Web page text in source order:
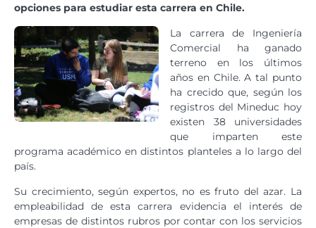
opciones para estudiar esta carrera en Chile.
La carrera de Ingeniería
Comercial ha ganado
terreno en los últimos
años en Chile. A tal punto
ha crecido que, según los
registros del Mineduc hoy
existen 38 universidades
que imparten este
programa académico en distintos planteles a lo largo del
país.
Su crecimiento, según expertos, no es fruto del azar. La
empleabilidad de esta carrera evidencia el interés de
empresas de distintos rubros por contar con los servicios